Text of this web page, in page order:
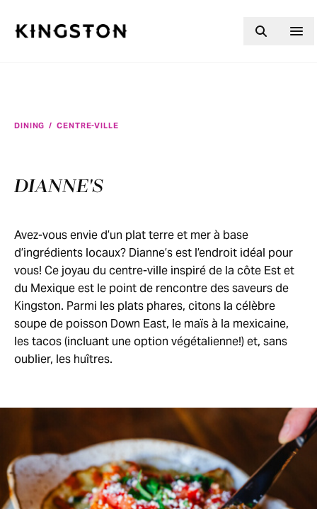
DINING / CENTRE-VILLE
DIANNE'S
Avez-vous envie d’un plat terre et mer à base
d’ingrédients locaux? Dianne’s est l’endroit idéal pour
vous! Ce joyau du centre-ville inspiré de la côte Est et
du Mexique est le point de rencontre des saveurs de
Kingston. Parmi les plats phares, citons la célèbre
soupe de poisson Down East, le maïs à la mexicaine,
les tacos (incluant une option végétalienne!) et, sans
oublier, les huîtres.